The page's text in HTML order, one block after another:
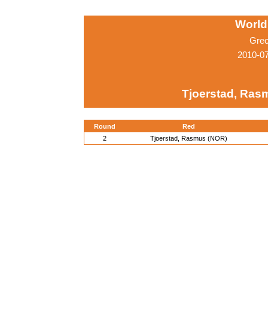
2010-
Tjoerstad,
Round
Red
2
Tjoerstad, Rasmus (NOR)